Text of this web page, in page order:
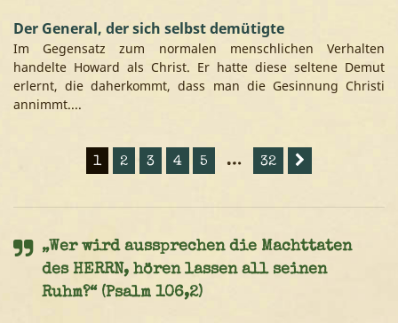
Der General, der sich selbst demütigte
Im Gegensatz zum normalen menschlichen Verhalten
handelte Howard als Christ. Er hatte diese seltene Demut
erlernt, die daherkommt, dass man die Gesinnung Christi
annimmt....
1 2 3 4 5 … 32
„Wer wird aussprechen die Machttaten
des HERRN, hören lassen all seinen
Ruhm?“ (Psalm 106,2)